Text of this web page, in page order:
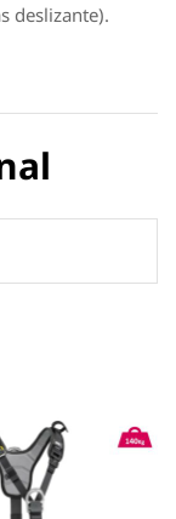
deslizante).